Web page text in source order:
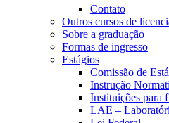
Contato
Outros cursos de
Sobre a graduação
Formas de ingresso
Estágios
Comissão de
Instrução
Instituições para
LAE –